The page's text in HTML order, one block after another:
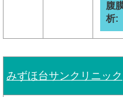
腹
析:
みずほ台サンクリニック